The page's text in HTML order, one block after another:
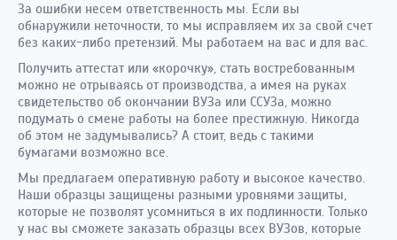
За ошибки несем ответственность мы. Если вы
обнаружили неточности, то мы исправляем их за свой счет
без каких-либо претензий. Мы работаем на вас и для вас.
Получить аттестат или «корочку», стать востребованным
можно не отрываясь от производства, а имея на руках
свидетельство об окончании ВУЗа или ССУЗа, можно
подумать о смене работы на более престижную. Никогда
об этом не задумывались? А стоит, ведь с такими
бумагами возможно все.
Мы предлагаем оперативную работу и высокое качество.
Наши образцы защищены разными уровнями защиты,
которые не позволят усомниться в их подлинности. Только
у нас вы сможете заказать образцы всех ВУЗов, которые